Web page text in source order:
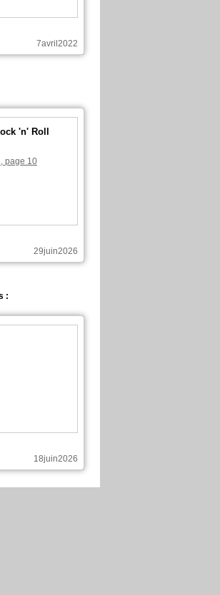
7avril2022
'n' Roll
page 10
29juin2026
:
18juin2026